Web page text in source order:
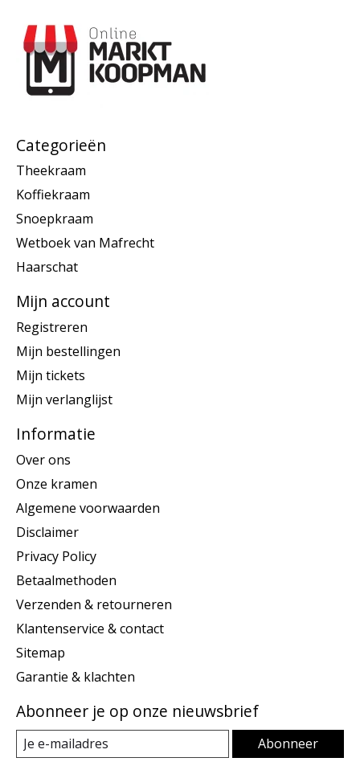
Categorieën
Theekraam
Koffiekraam
Snoepkraam
Wetboek van Mafrecht
Haarschat
Mijn account
Registreren
Mijn bestellingen
Mijn tickets
Mijn verlanglijst
Informatie
Over ons
Onze kramen
Algemene voorwaarden
Disclaimer
Privacy Policy
Betaalmethoden
Verzenden & retourneren
Klantenservice & contact
Sitemap
Garantie & klachten
Abonneer je op onze nieuwsbrief
Abonneer